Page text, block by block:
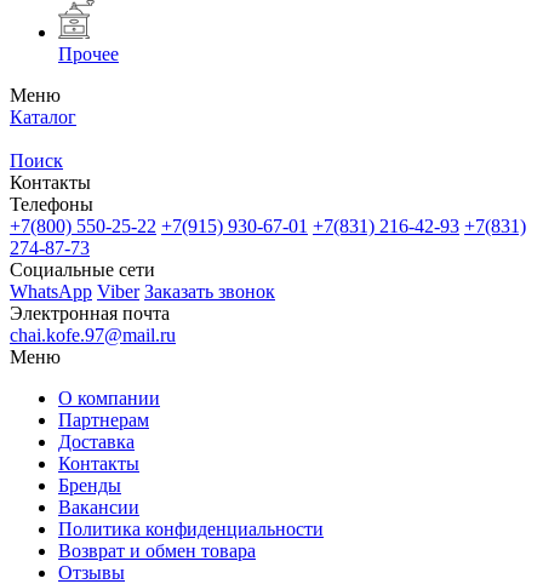
Прочее
Меню
Каталог
Поиск
Контакты
Телефоны
+7(800) 550-25-22 +7(915) 930-67-01 +7(831) 216-42-93 +7(831)
274-87-73
Социальные сети
WhatsApp Viber Заказать звонок
Электронная почта
chai.kofe.97@mail.ru
Меню
О компании
Партнерам
Доставка
Контакты
Бренды
Вакансии
Политика конфиденциальности
Возврат и обмен товара
Отзывы